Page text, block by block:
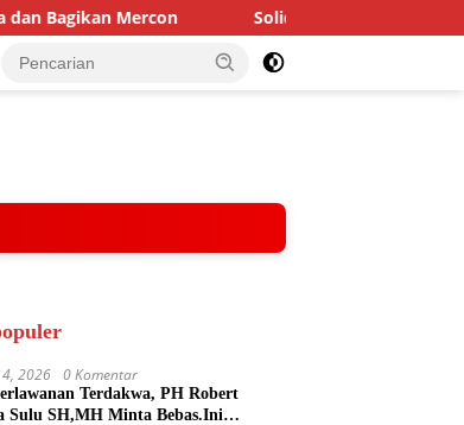
Solid Bersama Hiswana Migas Kalsel,
4, 2026 0 Komentar
Terdakwa, PH Robert
Sulu SH,MH Minta Bebas.Ini